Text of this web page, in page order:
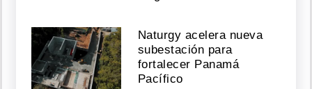
Naturgy acelera nueva
subestación para
fortalecer Panamá
Pacífico